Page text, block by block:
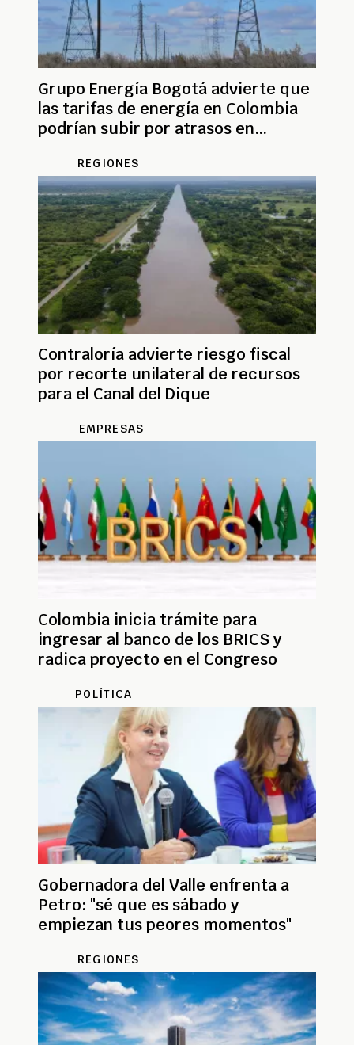
Grupo Energía Bogotá advierte que
las tarifas de energía en Colombia
podrían subir por atrasos en
REGIONES
Contraloría advierte riesgo fiscal
por recorte unilateral de recursos
para el Canal del Dique
EMPRESAS
Colombia inicia trámite para
ingresar al banco de los BRICS y
radica proyecto en el Congreso
POLÍTICA
Gobernadora del Valle enfrenta a
Petro: "sé que es sábado y
empiezan tus peores momentos"
REGIONES